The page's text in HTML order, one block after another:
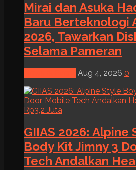
Mirai dan Asuka
Baru Berteknologi
2026, Tawarkan
Selama Pameran
Aug 4, 2026 0
GIIAS 2026: Alpine
Body Kit Jimny 3
Tech Andalkan